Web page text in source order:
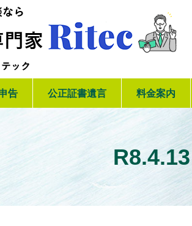
告 公正証書遺言 料金案内